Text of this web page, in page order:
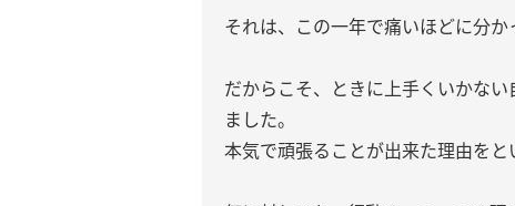
それは、この一年で痛いほどに分か
だからこそ、ときに上手くいかな
ました。
本気で頑張ることが出来た理由をと